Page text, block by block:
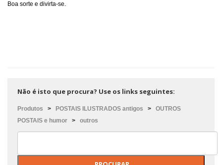
Boa sorte e divirta-se.
Não é isto que procura? Use os links seguintes:
Produtos > POSTAIS ILUSTRADOS antigos > OUTROS
POSTAIS e humor > outros